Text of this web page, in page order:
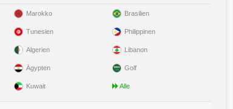
Marokko
Tunesien
Algerien
Ägypten
Kuwait
Brasilien
Philippinen
Libanon
Golf
Alle